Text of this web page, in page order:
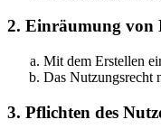
2. Einräumung von
Mit dem Erstellen
Das Nutzungsrecht
3. Pflichten des